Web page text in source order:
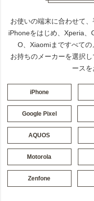
お使いの端末に合わせて
iPhoneをはじめ、Xperia
O、Xiaomiまですべての
お持ちのメーカーを選択
ースを
iPhone
Google Pixel
AQUOS
Motorola
Zenfone